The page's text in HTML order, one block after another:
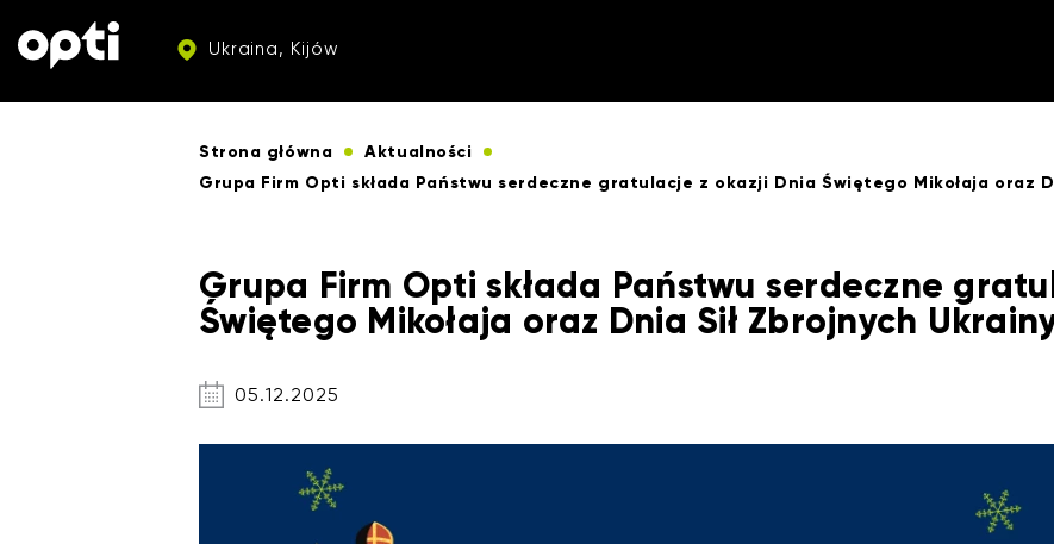
Ukraina, Kijów
Strona główna
Aktualności
Grupa Firm Opti składa Państwu serdeczne gratulacje z okazji Dnia Świętego Mikołaja oraz
Grupa Firm Opti składa Państwu serdeczne
Świętego Mikołaja oraz Dnia Sił Zbrojnych
05.12.2025